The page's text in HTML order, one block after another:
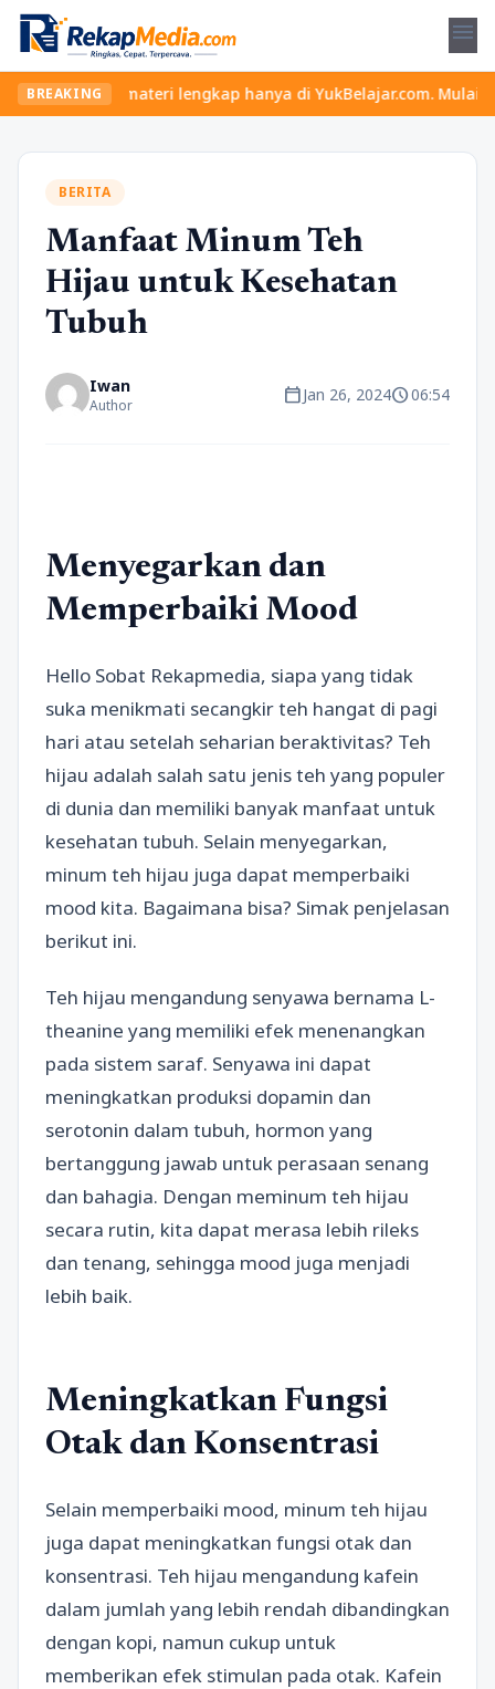
menu
BREAKING
dan materi lengkap hanya di YukBelajar.com. Mulai
BERITA
Manfaat Minum Teh
Hijau untuk Kesehatan
Tubuh
Iwan
Author calendar_todayJan 26, 2024schedule06:54
Menyegarkan dan
Memperbaiki Mood
Hello Sobat Rekapmedia, siapa yang tidak
suka menikmati secangkir teh hangat di pagi
hari atau setelah seharian beraktivitas? Teh
hijau adalah salah satu jenis teh yang populer
di dunia dan memiliki banyak manfaat untuk
kesehatan tubuh. Selain menyegarkan,
minum teh hijau juga dapat memperbaiki
mood kita. Bagaimana bisa? Simak penjelasan
berikut ini.
Teh hijau mengandung senyawa bernama L-
theanine yang memiliki efek menenangkan
pada sistem saraf. Senyawa ini dapat
meningkatkan produksi dopamin dan
serotonin dalam tubuh, hormon yang
bertanggung jawab untuk perasaan senang
dan bahagia. Dengan meminum teh hijau
secara rutin, kita dapat merasa lebih rileks
dan tenang, sehingga mood juga menjadi
lebih baik.
Meningkatkan Fungsi
Otak dan Konsentrasi
Selain memperbaiki mood, minum teh hijau
juga dapat meningkatkan fungsi otak dan
konsentrasi. Teh hijau mengandung kafein
dalam jumlah yang lebih rendah dibandingkan
dengan kopi, namun cukup untuk
memberikan efek stimulan pada otak. Kafein